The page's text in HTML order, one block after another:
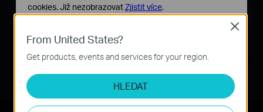
From United States?
Get products, events and services for your region.
HLEDAT
Close
cookies.Již nezobrazovatZjistit více.
Tyto cookies jsou nezbytné pro fungování webových
stránek a nelze je ve vašich systémech deaktivovat.
Analytické a marketingové cookies
Soubory cookie pro nám umožňují analyzovat vaše
aktivity na našich webových stránkách za účelem